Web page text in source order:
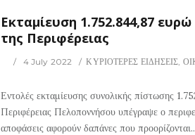
Εκταμίευση 1.752.844,87
της Περιφέρειας
4 July 2022 ΚΥΡΙΟΤΕΡΕΣ ΕΙΔΗΣΕΙΣ
Εντολές εκταμίευσης συνολικής πίστωσης
Περιφέρειας Πελοποννήσου υπέγραψε ο
αποφάσεις αφορούν δαπάνες που